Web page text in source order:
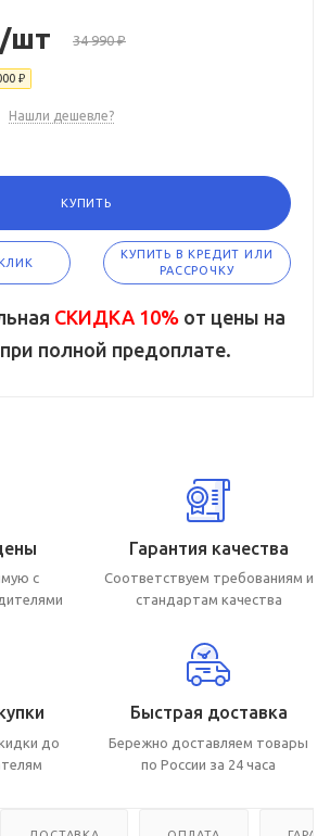
34 990 ₽
₽
Нашли дешевле?
КУПИТЬ
КУПИТЬ В КРЕДИТ ИЛИ
РАССРОЧКУ
СКИДКА 10% от цены на
полной предоплате.
с
Гарантия качества
Соответствуем требованиям и
стандартам качества
до
Быстрая доставка
Бережно доставляем товары
по России за 24 часа